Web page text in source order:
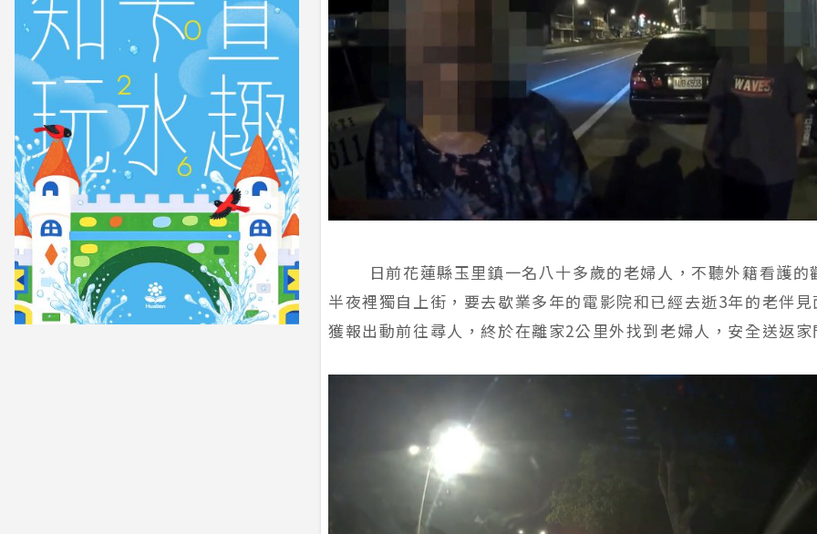
日前花蓮縣玉里鎮一名八十多歲的老婦人，不聽外籍看護的
半夜裡獨自上街，要去歇業多年的電影院和已經去逝3年的老伴
獲報出動前往尋人，終於在離家2公里外找到老婦人，安全送返